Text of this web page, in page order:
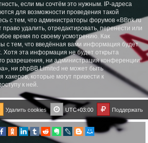
если мы сочтём это нужным. IP-адреса
для возможности проведения такой
с тем, что администраторы форумов «BBnk.ru
удалить, отредактировать, перенести или
время по своему усмотрению. Как
с тем, что введённая вами информация будет
Хотя эта информация не будет открыта
разрешения, ни администрация конференции
ни phpBB Limited не может быть
хакеров, которые могут привести к
к ней.
Поддержать
UTC+03:00
Удалить cookies